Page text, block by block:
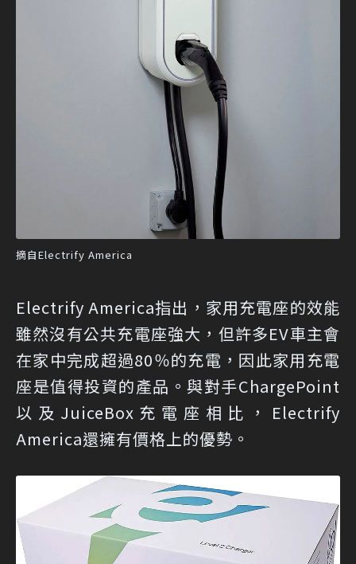
摘自Electrify America
Electrify America指出，家用充電座的效能
雖然沒有公共充電座強大，但許多EV車主會
在家中完成超過80％的充電，因此家用充電
座是值得投資的產品。與對手ChargePoint
以及JuiceBox充電座相比，Electrify
America還擁有價格上的優勢。